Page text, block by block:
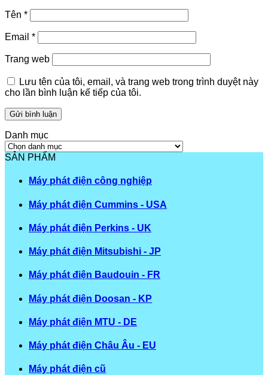
Tên *
Email *
Trang web
Lưu tên của tôi, email, và trang web trong trình duyệt này
cho lần bình luận kế tiếp của tôi.
Danh mục
Danh
mục
SẢN PHẨM
Máy phát điện công nghiệp
Máy phát điện Cummins - USA
Máy phát điện Perkins - UK
Máy phát điện Mitsubishi - JP
Máy phát điện Baudouin - FR
Máy phát điện Doosan - KP
Máy phát điện MTU - DE
Máy phát điện Châu Âu - EU
Máy phát điện cũ